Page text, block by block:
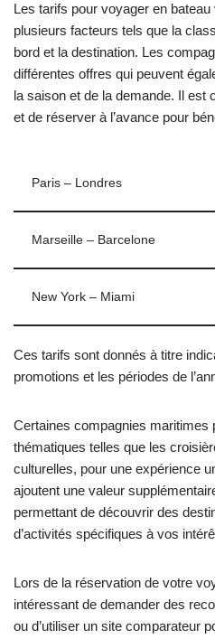
Les tarifs pour voyager en
plusieurs facteurs tels que la
bord et la destination. Les
différentes offres qui peuvent
la saison et de la demande. Il est
et de réserver à l’avance pour
Paris – Londres
Marseille – Barcelone
New York – Miami
Ces tarifs sont donnés à titre
promotions et les périodes de
Certaines compagnies maritimes
thématiques telles que les
culturelles, pour une expérience
ajoutent une valeur
permettant de découvrir des
d’activités spécifiques à vos
Lors de la réservation de votre
intéressant de demander des
ou d’utiliser un site comparateur